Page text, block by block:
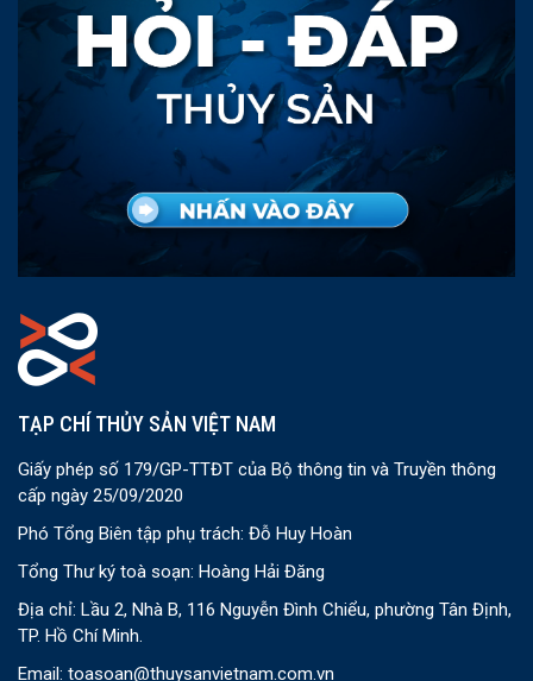
TẠP CHÍ THỦY SẢN VIỆT NAM
Giấy phép số 179/GP-TTĐT của Bộ thông tin và Truyền thông
cấp ngày 25/09/2020
Phó Tổng Biên tập phụ trách: Đỗ Huy Hoàn
Tổng Thư ký toà soạn: Hoàng Hải Đăng
Địa chỉ: Lầu 2, Nhà B, 116 Nguyễn Đình Chiểu, phường Tân Định,
TP. Hồ Chí Minh.
Email: toasoan@thuysanvietnam.com.vn